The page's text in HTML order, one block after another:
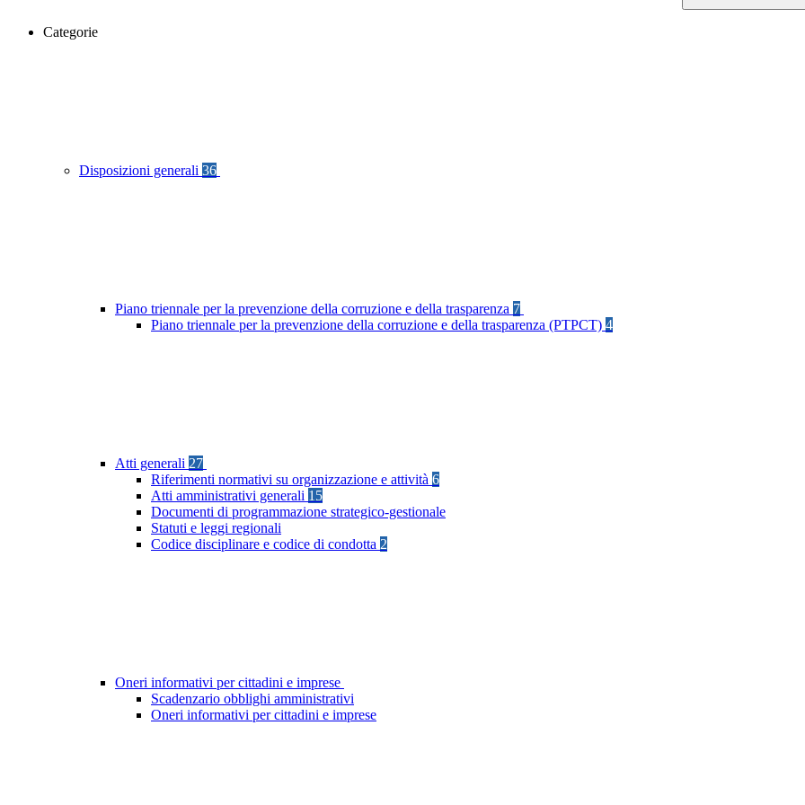
Categorie
Disposizioni generali 36
Piano triennale per la prevenzione della corruzione e della trasparenza 7
Piano triennale per la prevenzione della corruzione e della trasparenza (PTPCT) 4
Atti generali 27
Riferimenti normativi su organizzazione e attività 6
Atti amministrativi generali 15
Documenti di programmazione strategico-gestionale
Statuti e leggi regionali
Codice disciplinare e codice di condotta 2
Oneri informativi per cittadini e imprese
Scadenzario obblighi amministrativi
Oneri informativi per cittadini e imprese